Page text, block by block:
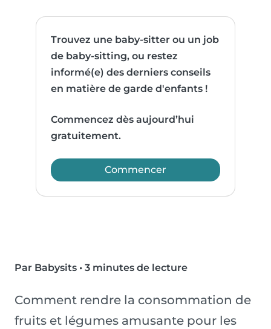
Trouvez une baby-sitter ou un job
de baby-sitting, ou restez
informé(e) des derniers conseils
en matière de garde d'enfants !
Commencez dès aujourd’hui
gratuitement.
Commencer
Par Babysits • 3 minutes de lecture
Comment rendre la consommation de
fruits et légumes amusante pour les